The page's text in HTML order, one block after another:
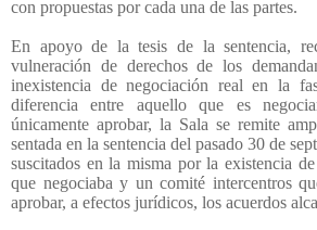
con propuestas por cada una de las partes.
En apoyo de la tesis de la sentencia,
vulneración de derechos de los
inexistencia de negociación real en la
diferencia entre aquello que es
únicamente aprobar, la Sala se remite
sentada en la sentencia del pasado 30 de
suscitados en la misma por la existencia
que negociaba y un comité intercentros
aprobar, a efectos jurídicos, los acuerdos